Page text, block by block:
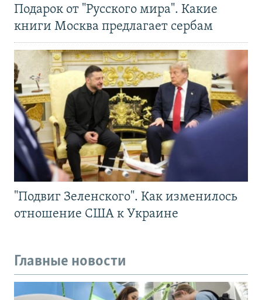
Подарок от "Русского мира". Какие
книги Москва предлагает сербам
"Подвиг Зеленского". Как изменилось
отношение США к Украине
Главные новости